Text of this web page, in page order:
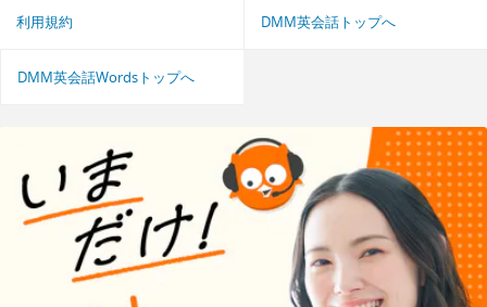
利用規約 DMM英会話トップへ
DMM英会話Wordsトップへ